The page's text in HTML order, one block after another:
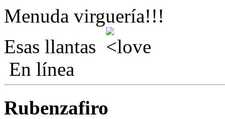
Menuda virguería!!!
Esas llantas
En línea
Rubenzafiro